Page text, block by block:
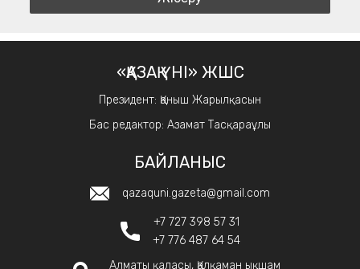
«ҚАЗАҚ ҮНІ» ЖШС
Президент: Қаныш Жарылқасын
Бас редактор: Азамат Тасқараұлы
БАЙЛАНЫС
qazaquni.gazeta@gmail.com
+7 727 398 57 31
+7 776 487 64 54
Алматы қаласы, Қалқаман ықшам